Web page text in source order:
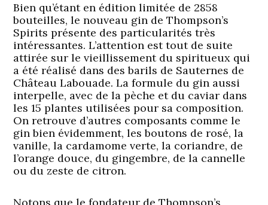
Bien qu’étant en édition limitée de 2858
bouteilles, le nouveau gin de Thompson’s
Spirits présente des particularités très
intéressantes. L’attention est tout de suite
attirée sur le vieillissement du spiritueux qui
a été réalisé dans des barils de Sauternes de
Château Labouade. La formule du gin aussi
interpelle, avec de la pèche et du caviar dans
les 15 plantes utilisées pour sa composition.
On retrouve d’autres composants comme le
gin bien évidemment, les boutons de rosé, la
vanille, la cardamome verte, la coriandre, de
l’orange douce, du gingembre, de la cannelle
ou du zeste de citron.